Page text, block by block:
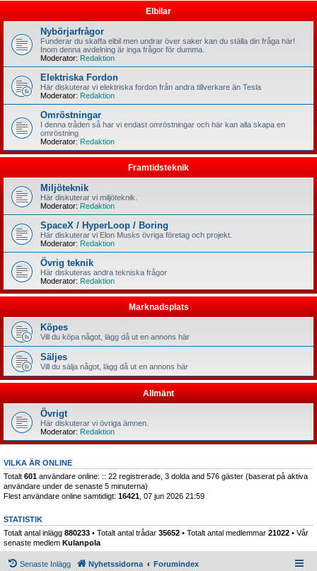
Elbilar
Nybörjarfrågor
Funderar du skaffa elbil men undrar över saker kan du ställa din fråga här!
Inom denna avdelning är inga frågor för dumma.
Moderator: Redaktion
Elektriska Fordon
Här diskuterar vi elektriska fordon från andra tillverkare än Tesla
Moderator: Redaktion
Omröstningar
I denna tråden så har vi endast omröstningar och här kan alla skapa en
omröstning
Moderator: Redaktion
Framtidsteknik
Miljöteknik
Här diskuterar vi miljöteknik.
Moderator: Redaktion
SpaceX / HyperLoop / Boring
Här diskuterar vi Elon Musks övriga företag och projekt.
Moderator: Redaktion
Övrig teknik
Här diskuteras andra tekniska frågor
Moderator: Redaktion
Marknadsplats
Köpes
Vill du köpa något, lägg då ut en annons här
Säljes
Vill du sälja något, lägg då ut en annons här
Allmänt
Övrigt
Här diskuterar vi övriga ämnen.
Moderator: Redaktion
VILKA ÄR ONLINE
Totalt 601 användare online: :: 22 registrerade, 3 dolda and 576 gäster (baserat på aktiva
användare under de senaste 5 minuterna)
Flest användare online samtidigt: 16421 , 07 jun 2026 21:59
STATISTIK
Totalt antal inlägg 880233 • Totalt antal trådar 35652 • Totalt antal medlemmar 21022 • Vår
senaste medlem Kulanpola
Senaste Inlägg Nyhetssidorna Forumindex